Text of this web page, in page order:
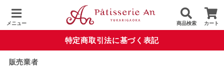
メニュー 商品検索 カート
特定商取引法に基づく表記
販売業者